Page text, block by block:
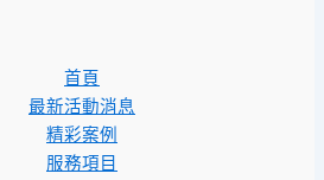
首頁
最新活動消息
精彩案例
服務項目